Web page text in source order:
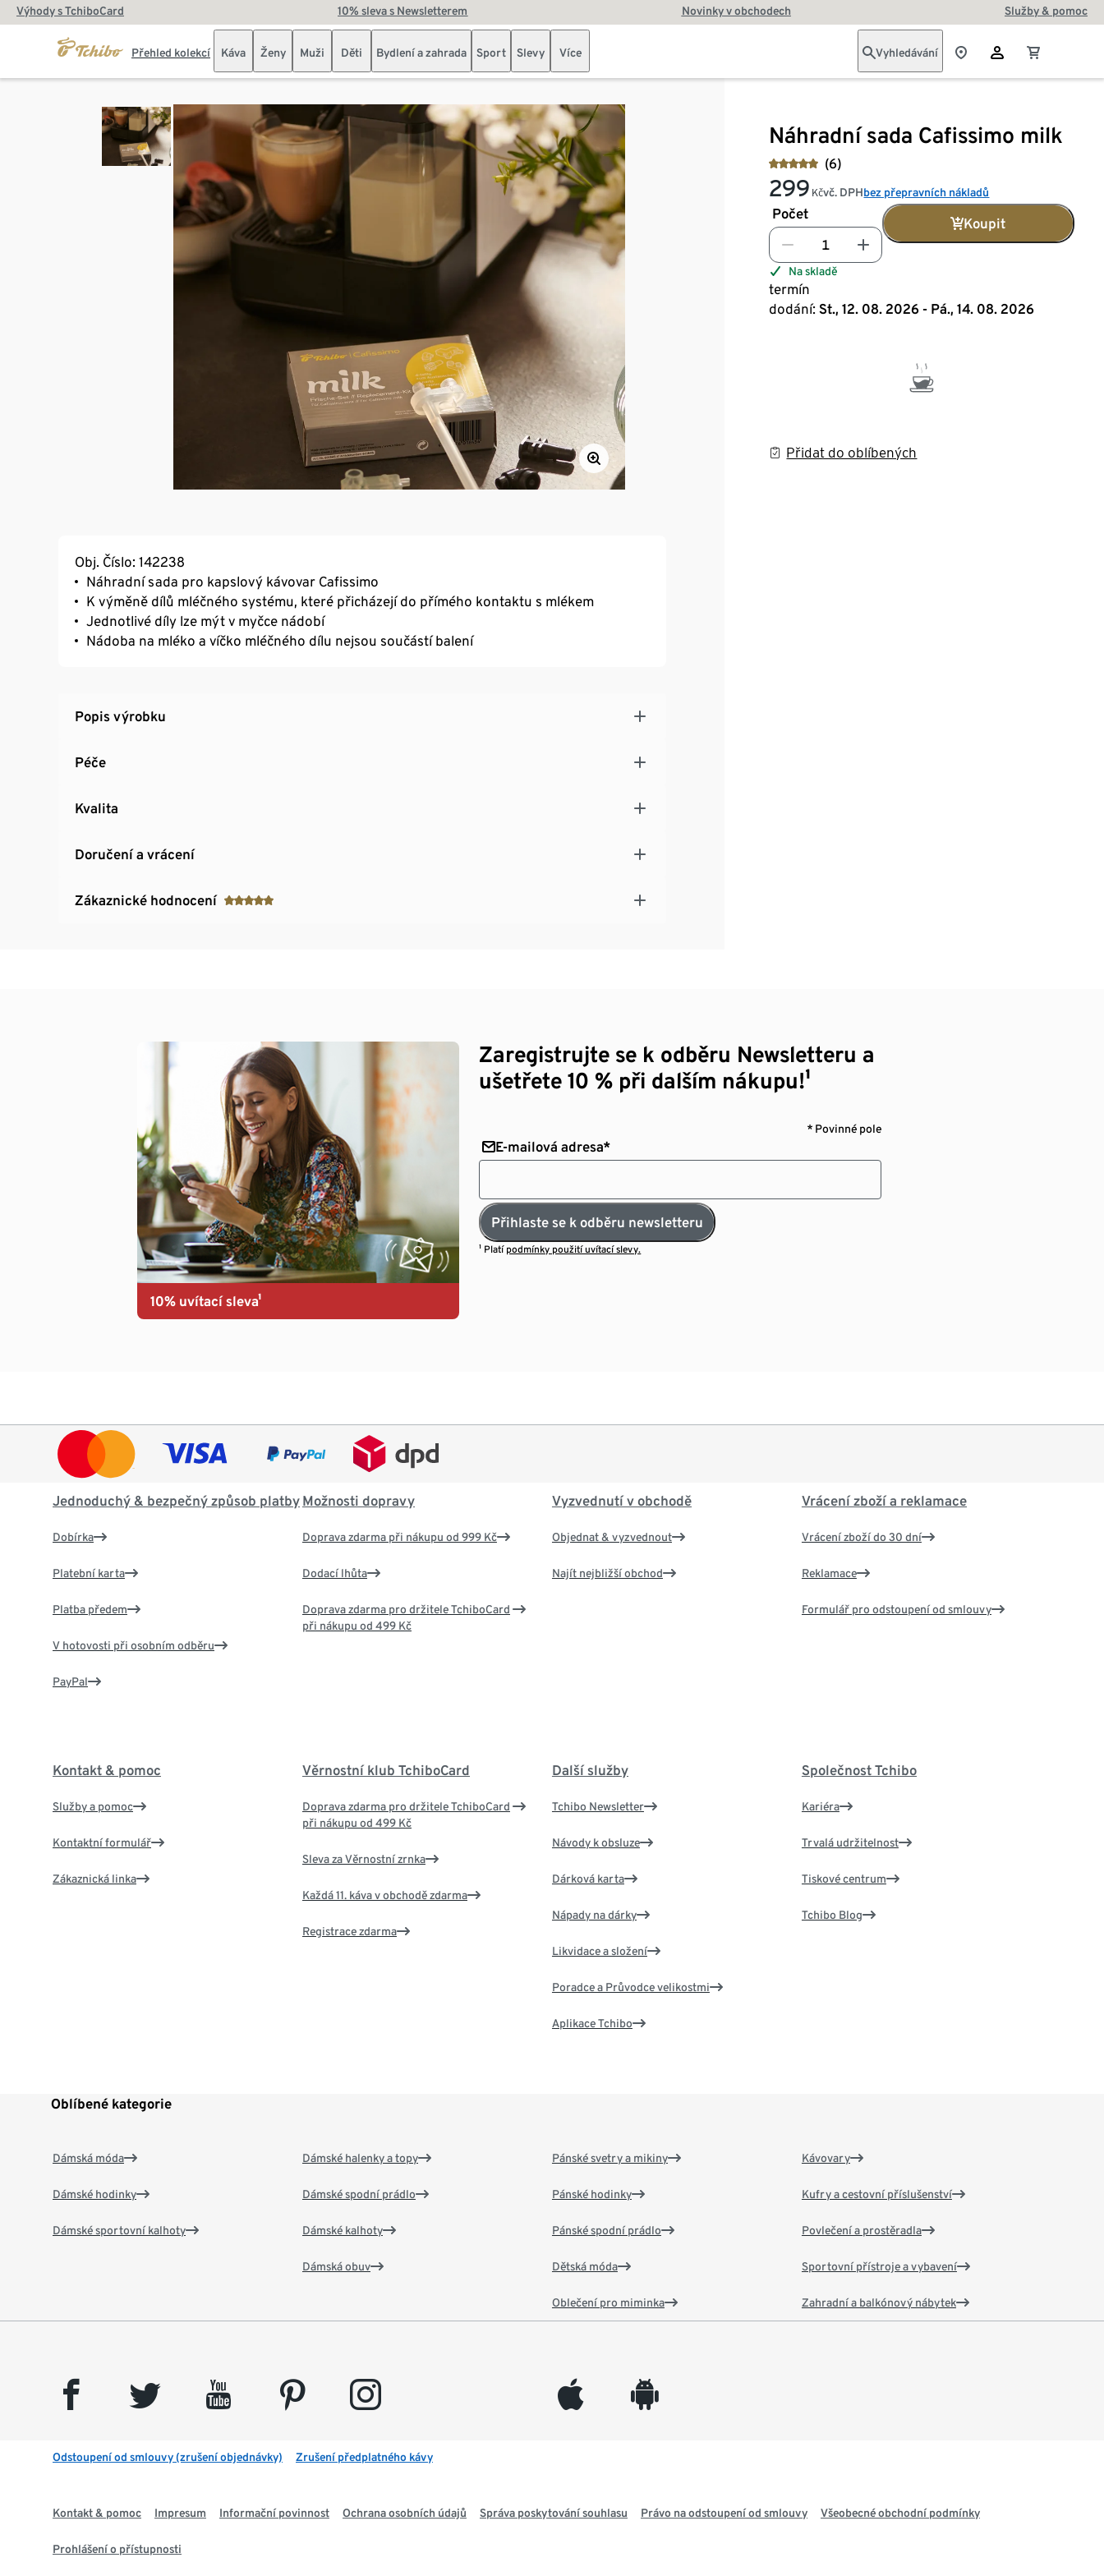
Výhody s TchiboCard 10% sleva s Newsletterem Novinky v obchodech Služby & pomoc
Přehled kolekcí Káva Ženy Muži Děti Bydlení a zahrada Sport Slevy Více Vyhledávání
Náhradní sada Cafissimo milk
(6)
299 Kčvč. DPHbez přepravních nákladů
Počet
Koupit
Na skladě
termín
dodání: St., 12. 08. 2026 - Pá., 14. 08. 2026
Přidat do oblíbených
Obj. Číslo: 142238
Náhradní sada pro kapslový kávovar Cafissimo
K výměně dílů mléčného systému, které přicházejí do přímého kontaktu s mlékem
Jednotlivé díly lze mýt v myčce nádobí
Nádoba na mléko a víčko mléčného dílu nejsou součástí balení
Popis výrobku
Péče
Kvalita
Doručení a vrácení
Zákaznické hodnocení
10% uvítací sleva¹
Zaregistrujte se k odběru Newsletteru a
ušetřete 10 % při dalším nákupu!¹
* Povinné pole
E-mailová adresa*
Přihlaste se k odběru newsletteru
¹ Platí podmínky použití uvítací slevy.
Jednoduchý & bezpečný způsob platby
Dobírka
Platební karta
Platba předem
V hotovosti při osobním odběru
PayPal
Možnosti dopravy
Doprava zdarma při nákupu od 999 Kč
Dodací lhůta
Doprava zdarma pro držitele TchiboCard
při nákupu od 499 Kč
Vyzvednutí v obchodě
Objednat & vyzvednout
Najít nejbližší obchod
Vrácení zboží a reklamace
Vrácení zboží do 30 dní
Reklamace
Formulář pro odstoupení od smlouvy
Kontakt & pomoc
Služby a pomoc
Kontaktní formulář
Zákaznická linka
Věrnostní klub TchiboCard
Doprava zdarma pro držitele TchiboCard
při nákupu od 499 Kč
Sleva za Věrnostní zrnka
Každá 11. káva v obchodě zdarma
Registrace zdarma
Další služby
Tchibo Newsletter
Návody k obsluze
Dárková karta
Nápady na dárky
Likvidace a složení
Poradce a Průvodce velikostmi
Aplikace Tchibo
Společnost Tchibo
Kariéra
Trvalá udržitelnost
Tiskové centrum
Tchibo Blog
Oblíbené kategorie
Dámská móda
Dámské hodinky
Dámské sportovní kalhoty
Dámské halenky a topy
Dámské spodní prádlo
Dámské kalhoty
Dámská obuv
Pánské svetry a mikiny
Pánské hodinky
Pánské spodní prádlo
Dětská móda
Oblečení pro miminka
Kávovary
Kufry a cestovní příslušenství
Povlečení a prostěradla
Sportovní přístroje a vybavení
Zahradní a balkónový nábytek
facebook twitter youtube pinterest instagram appleinc android
Odstoupení od smlouvy (zrušení objednávky) Zrušení předplatného kávy
Kontakt & pomoc Impresum Informační povinnost Ochrana osobních údajů Správa poskytování souhlasu Právo na odstoupení od smlouvy Všeobecné obchodní podmínky
Prohlášení o přístupnosti